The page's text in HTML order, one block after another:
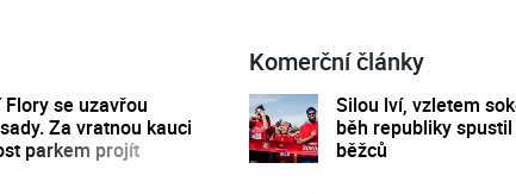
se uzavřou
Za vratnou kauci
parkem projít
Komerční články
Silou lví, vzletem
běh republiky
běžců